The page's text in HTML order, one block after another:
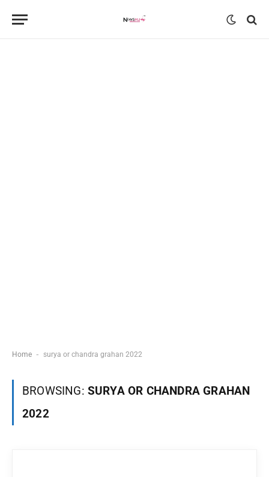
Home - surya or chandra grahan 2022
BROWSING: SURYA OR CHANDRA GRAHAN
2022